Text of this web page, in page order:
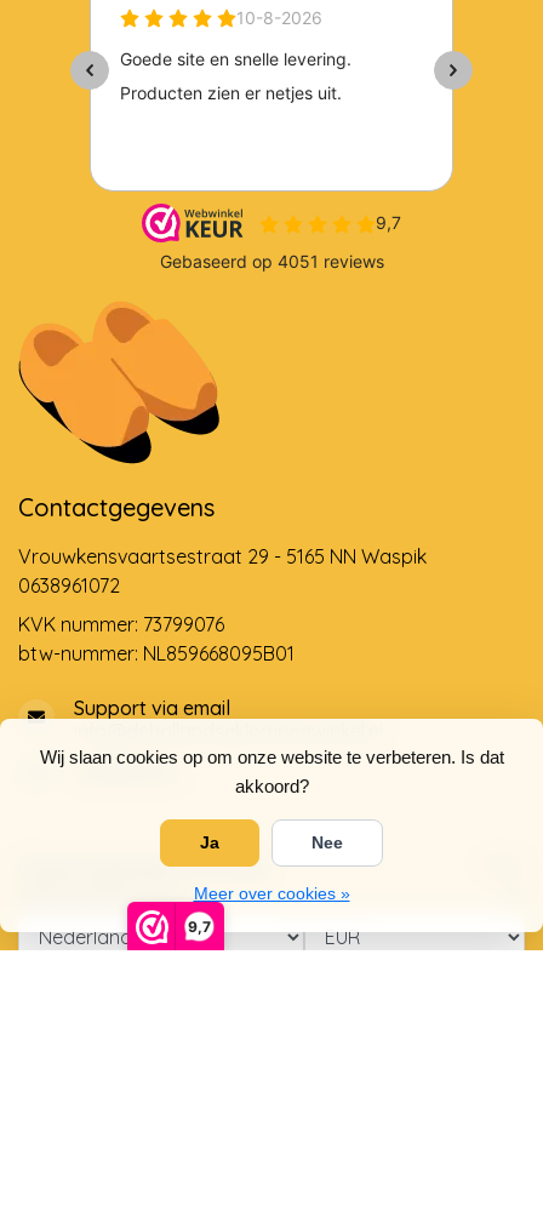
9,7
Wij slaan cookies op om onze website te verbeteren. Is dat
akkoord?
Ja Nee
Meer over cookies »
Contactgegevens
Vrouwkensvaartsestraat 29 - 5165 NN Waspik
0638961072
KVK nummer: 73799076
btw-nummer: NL859668095B01
Support via email
OpeningstijdenSocials
Klantenservice